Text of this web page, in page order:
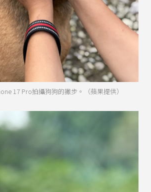
17 Pro拍攝狗狗的撇步。（蘋果提供）